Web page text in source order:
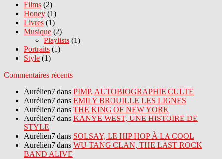
Films (2)
Honey (1)
Livres (1)
Musique (2)
Playlists (1)
Portraits (1)
Style (1)
Commentaires récents
Aurélien7 dans PIMP, AUTOBIOGRAPHIE CULTE
Aurélien7 dans EMILY BROUILLE LES LIGNES
Aurélien7 dans THE KING OF NEW YORK
Aurélien7 dans KANYE WEST, UNE HISTOIRE DE
STYLE
Aurélien7 dans SOLSAY, LE HIP HOP À LA COOL
Aurélien7 dans WU TANG CLAN, THE LAST ROCK
BAND ALIVE